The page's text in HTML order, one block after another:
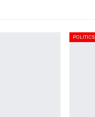
POLITICS